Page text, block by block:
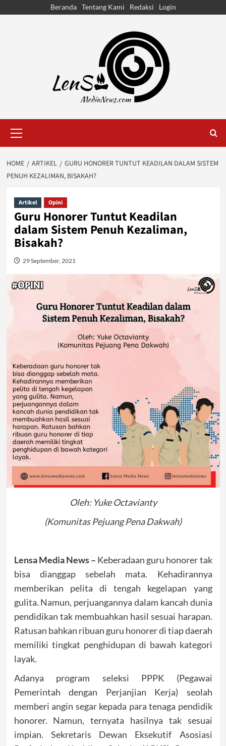
Beranda Tentang Kami Redaksi Login
Menu
HOME ARTIKEL
GURU HONORER TUNTUT KEADILAN DALAM SISTEM
PENUH KEZALIMAN, BISAKAH?
Artikel Opini
Guru Honorer Tuntut Keadilan
dalam Sistem Penuh Kezaliman,
Bisakah?
29 September, 2021
Oleh: Yuke Octavianty
(Komunitas Pejuang Pena Dakwah)
Lensa Media News – Keberadaan guru honorer tak
bisa dianggap sebelah mata. Kehadirannya
memberikan pelita di tengah kegelapan yang
gulita. Namun, perjuangannya dalam kancah dunia
pendidikan tak membuahkan hasil sesuai harapan.
Ratusan bahkan ribuan guru honorer di tiap daerah
memiliki tingkat penghidupan di bawah kategori
layak.
Adanya program seleksi PPPK (Pegawai
Pemerintah dengan Perjanjian Kerja) seolah
memberi angin segar kepada para tenaga pendidik
honorer. Namun, ternyata hasilnya tak sesuai
impian. Sekretaris Dewan Eksekutif Asosiasi